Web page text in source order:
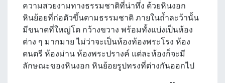
ความสวยงามทางธรรมชาติที่น่าทึ่ง ด้วยหินงอก
หินย้อยที่ก่อตัวขึ้นตามธรรมชาติ ภายในถ้ำละว้านั้น
มีขนาดที่ใหญ่โต กว้างขวาง พร้อมทั้งแบ่งเป็นห้อง
ต่าง ๆ มากมาย ไม่ว่าจะเป็นห้องท้องพระโรง ห้อง
ดนตรี ห้องม่าน ห้องพระปรางค์ แต่ละห้องก็จะมี
ลักษณะของหินงอก หินย้อยรูปทรงที่ต่างกันออกไป